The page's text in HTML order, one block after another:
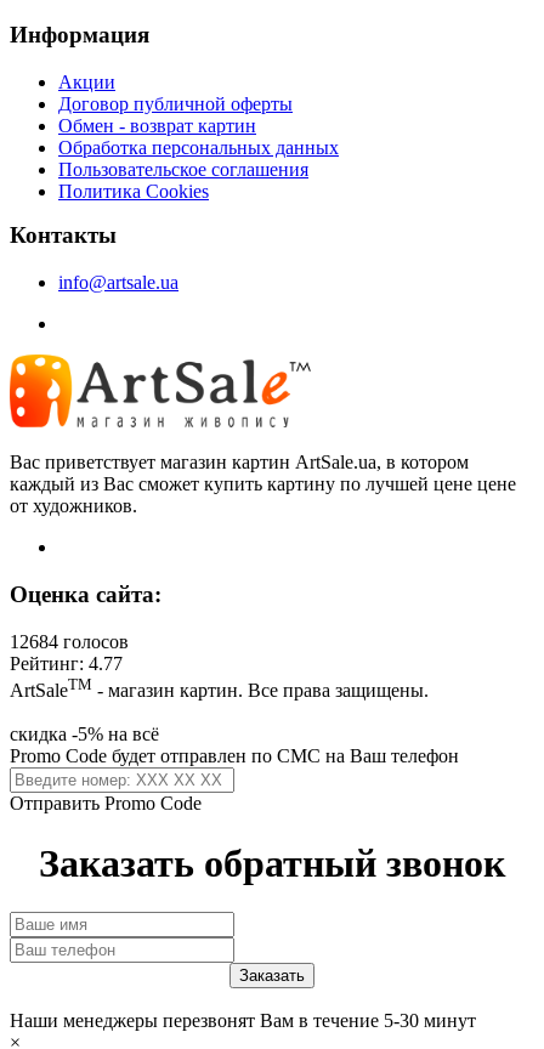
Информация
Акции
Договор публичной оферты
Обмен - возврат картин
Обработка персональных данных
Пользовательское соглашения
Политика Cookies
Контакты
info@artsale.ua
Вас приветствует магазин картин ArtSale.ua, в котором
каждый из Вас сможет купить картину по лучшей цене цене
от художников.
Оценка сайта:
12684 голосов
Рейтинг: 4.77
ArtSaleТМ - магазин картин. Все права защищены.
скидка -5% на всё
Promo Code будет отправлен по СМС на Ваш телефон
Отправить Promo Code
Заказать обратный звонок
Наши менеджеры перезвонят Вам в течение 5-30 минут
×